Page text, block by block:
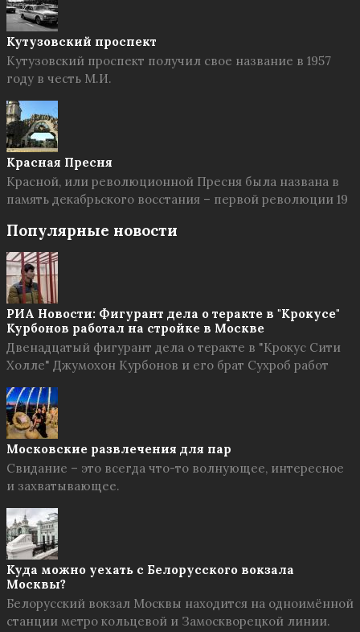
Кутузовский проспект
Кутузовский проспект получил свое название в 1957
году в честь М.И.
Красная Пресня
Красной, или революционной Пресня была названа в
память декабрьского восстания – первой революции 19
Популярные новости
РИА Новости: Фигурант дела о теракте в "Крокусе"
Курбонов работал на стройке в Москве
Двенадцатый фигурант дела о теракте в "Крокус Сити
Холле" Джумохон Курбонов и его брат Сухроб работ
Московские развлечения для пар
Свидание – это всегда что-то волнующее, интересное
и захватывающее.
Куда можно уехать с Белорусского вокзала
Москвы?
Белорусский вокзал Москвы находится на одноимённой
станции метро кольцевой и Замоскворецкой линии.